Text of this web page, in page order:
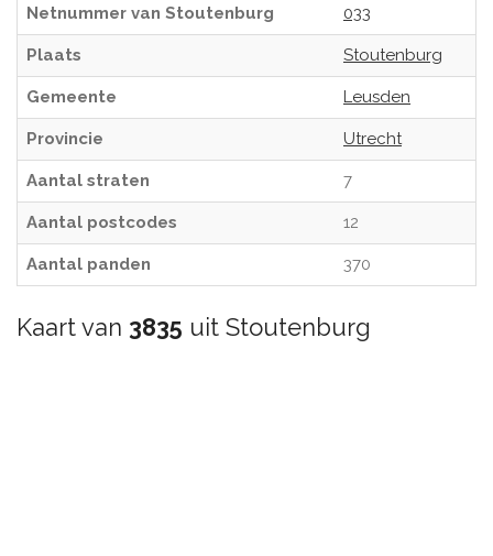
Netnummer van Stoutenburg 033
Plaats Stoutenburg
Gemeente Leusden
Provincie Utrecht
Aantal straten 7
Aantal postcodes 12
Aantal panden 370
Kaart van 3835 uit Stoutenburg